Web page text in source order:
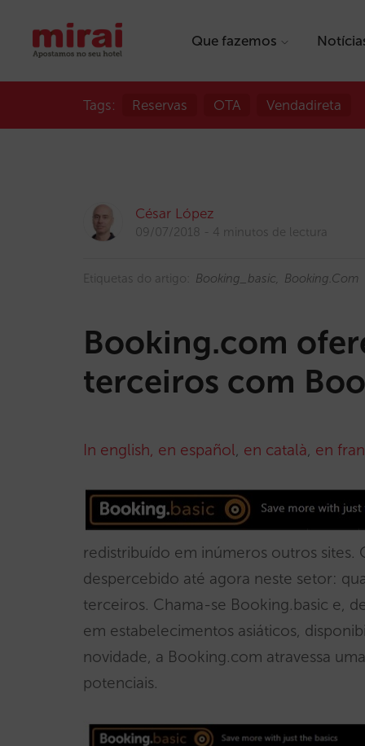
Que fazemos
Tags: Reservas OTA Vendadireta
César López
09/07/2018 4 minutos de lectura
Etiquetas do artigo: Booking_basic Booking.com
Booking.com
terceiros com
In english, en español, en català, en
redistribuído em inúmeros outros
despercebido até agora neste setor:
terceiros. Chama-se Booking.basic e,
em estabelecimentos asiáticos,
novidade, a Booking.com atravessa
potenciais.